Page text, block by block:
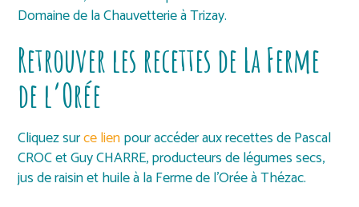
Domaine de la Chauvetterie à Trizay.
Retrouver les recettes de La Ferme
de l’Orée
Cliquez surce lienpour accéder aux recettes de Pascal
CROC et Guy CHARRE, producteurs de légumes secs,
jus de raisin et huile à la Ferme de l’Orée à Thézac.